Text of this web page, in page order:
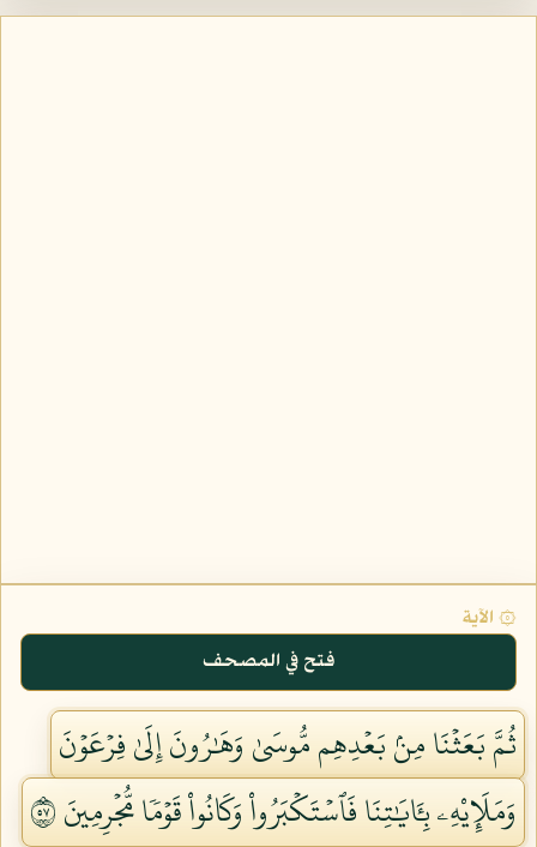
۞ الآية
فتح في المصحف
ثُمَّ بَعَثۡنَا مِنۢ بَعۡدِهِم مُّوسَىٰ وَهَٰرُونَ إِلَىٰ فِرۡعَوۡنَ
وَمَلَإِيْهِۦ بِـَٔايَٰتِنَا فَٱسۡتَكۡبَرُواْ وَكَانُواْ قَوۡمٗا مُّجۡرِمِينَ ٧٥